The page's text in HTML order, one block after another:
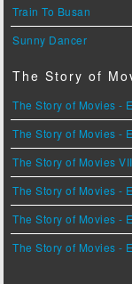
Train To Busan
Sunny Dancer
The Story of
The Story of Movies -
The Story of Movies -
The Story of Movies
The Story of Movies -
The Story of Movies -
The Story of Movies -